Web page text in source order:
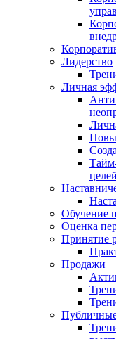
Лидерство
Личная
целей
Обучение
Оценка
Принятие
Продажи